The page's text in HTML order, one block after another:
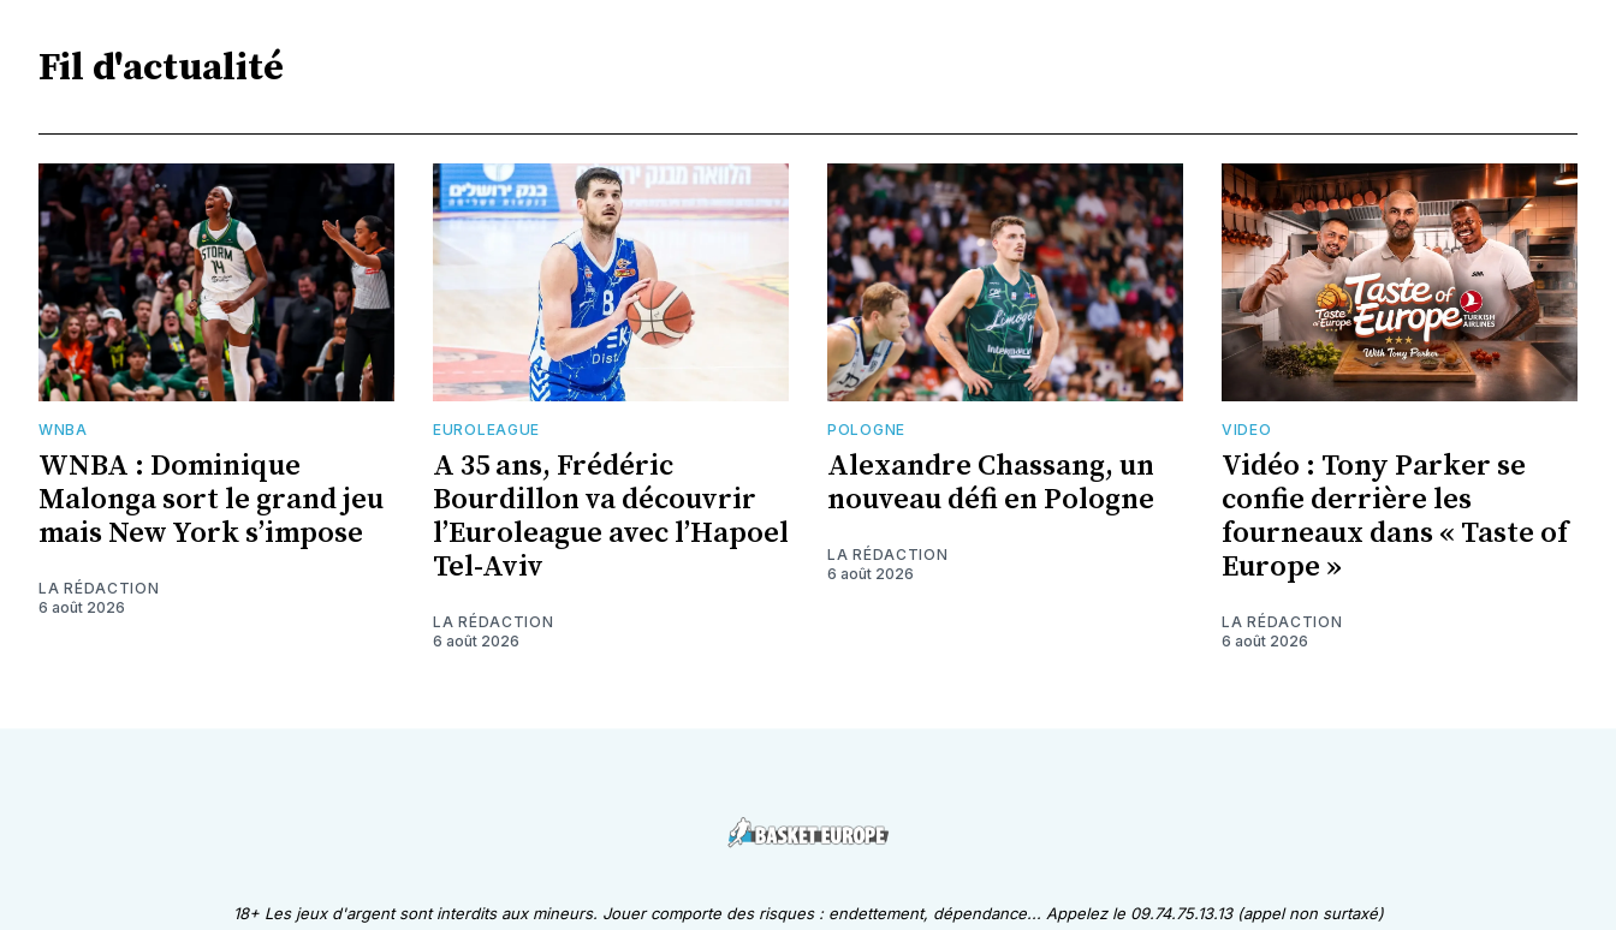
Fil d'actualité
WNBA
WNBA : Dominique
Malonga sort le grand jeu
mais New York s’impose
LA RÉDACTION
6 août 2026
EUROLEAGUE
A 35 ans, Frédéric
Bourdillon va découvrir
l’Euroleague avec l’Hapoel
Tel-Aviv
LA RÉDACTION
6 août 2026
POLOGNE
Alexandre Chassang, un
nouveau défi en Pologne
LA RÉDACTION
6 août 2026
VIDEO
Vidéo : Tony Parker se
confie derrière les
fourneaux dans « Taste of
Europe »
LA RÉDACTION
6 août 2026
18+ Les jeux d'argent sont interdits aux mineurs. Jouer comporte des risques : endettement, dépendance... Appelez le 09.74.75.13.13 (appel non surtaxé)